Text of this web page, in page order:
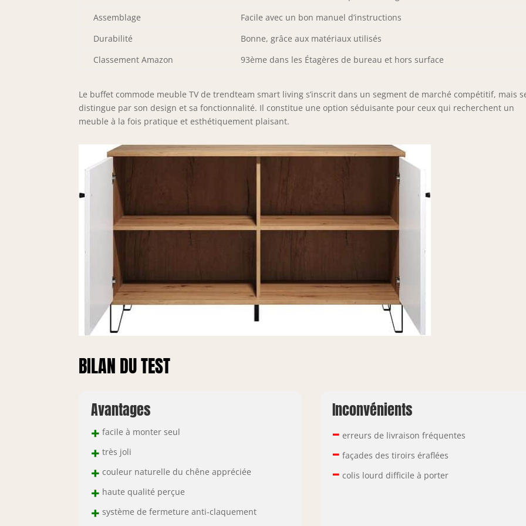
Assemblage
Facile avec un bon manuel d’instructions
Durabilité
Bonne, grâce aux matériaux utilisés
Classement Amazon
93ème dans les Étagères de bureau et hors surface
Le buffet commode meuble TV de trendteam smart living s’inscrit dans un segment de marché compétitif, mais
distingue par son design et sa fonctionnalité. Il constitue une option séduisante pour ceux qui recherchent un
meuble à la fois pratique et esthétiquement plaisant.
BILAN DU TEST
Avantages
+ facile à monter seul
+ très joli
+ couleur naturelle du chêne appréciée
+ haute qualité perçue
+ système de fermeture anti-claquement
Inconvénients
– erreurs de livraison fréquentes
– façades des tiroirs éraflées
– colis lourd difficile à porter